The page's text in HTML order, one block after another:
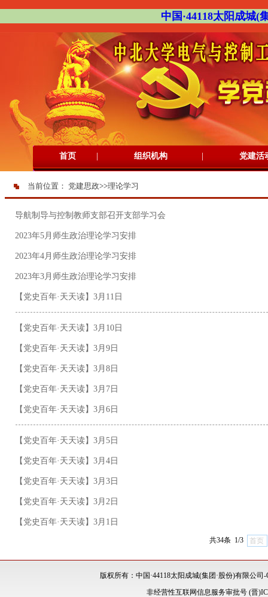
中国·44118太阳成城(
首页 | 组织机构 | 党建活
当前位置： 党建思政>>理论学习
导航制导与控制教师支部召开支部学习会
2023年5月师生政治理论学习安排
2023年4月师生政治理论学习安排
2023年3月师生政治理论学习安排
【党史百年·天天读】3月11日
【党史百年·天天读】3月10日
【党史百年·天天读】3月9日
【党史百年·天天读】3月8日
【党史百年·天天读】3月7日
【党史百年·天天读】3月6日
【党史百年·天天读】3月5日
【党史百年·天天读】3月4日
【党史百年·天天读】3月3日
【党史百年·天天读】3月2日
【党史百年·天天读】3月1日
共34条 1/3 首页
版权所有：中国·44118太阳成城(集团·股份)有限公
非经营性互联网信息服务审批号 (晋